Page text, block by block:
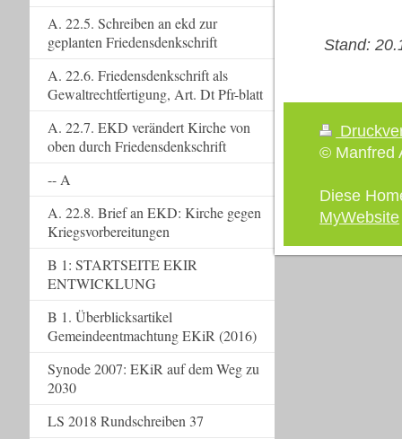
Stand:
© Manfred
Diese
MyWebsite
A. 22.5. Schreiben an ekd zur
geplanten Friedensdenkschrift
A. 22.6. Friedensdenkschrift als
Gewaltrechtfertigung, Art. Dt Pfr-blatt
A. 22.7. EKD verändert Kirche von
oben durch Friedensdenkschrift
-- A
A. 22.8. Brief an EKD: Kirche gegen
Kriegsvorbereitungen
B 1: STARTSEITE EKIR
ENTWICKLUNG
B 1. Überblicksartikel
Gemeindeentmachtung EKiR (2016)
Synode 2007: EKiR auf dem Weg zu
2030
LS 2018 Rundschreiben 37